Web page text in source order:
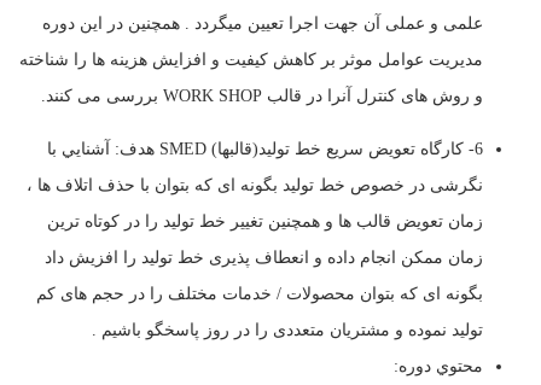
علمی و عملی آن جهت اجرا تعیین میگردد . همچنین در این دوره
مدیریت عوامل موثر بر کاهش کیفیت و افزایش هزینه ها را شناخته
و روش های کنترل آنرا در قالب WORK SHOP بررسی می کنند.
6- کارگاه تعویض سریع خط تولید(قالبها) SMED هدف: آشنايي با
نگرشی در خصوص خط توليد بگونه ای که بتوان با حذف اتلاف ها ،
زمان تعویض قالب ها و همچنین تغییر خط تولید را در کوتاه ترین
زمان ممکن انجام داده و انعطاف پذیری خط تولید را افزیش داد
بگونه ای که بتوان محصولات / خدمات مختلف را در حجم های کم
تولید نموده و مشتریان متعددی را در روز پاسخگو باشیم .
محتوي دوره: